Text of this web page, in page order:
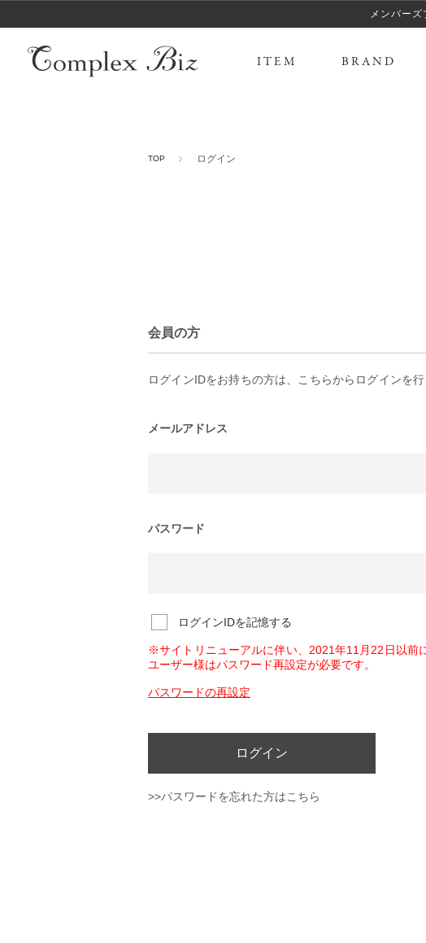
メンバー
ITEM BRAND
TOP ログイン
会員の方
ログインIDをお持ちの方は、こちらからログインを行
メールアドレス
パスワード
ログインIDを記憶する
※サイトリニューアルに伴い、2021年11月22日以前
ユーザー様はパスワード再設定が必要です。
パスワードの再設定
ログイン
>>パスワードを忘れた方はこちら